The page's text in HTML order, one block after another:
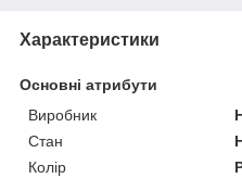
Характеристики
Основні атрибути
Виробник
Стан
Колір